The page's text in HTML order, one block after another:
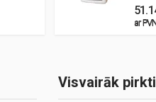
ar
ar
Visvairāk